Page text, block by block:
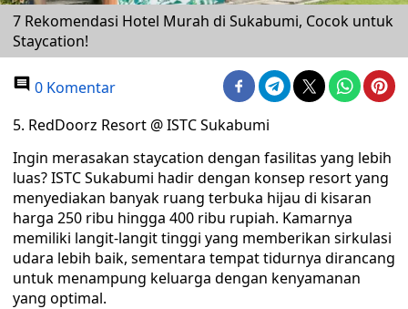
7 Rekomendasi Hotel Murah di Sukabumi, Cocok untuk
Staycation!
0 Komentar
5. RedDoorz Resort @ ISTC Sukabumi
Ingin merasakan staycation dengan fasilitas yang lebih
luas? ISTC Sukabumi hadir dengan konsep resort yang
menyediakan banyak ruang terbuka hijau di kisaran
harga 250 ribu hingga 400 ribu rupiah. Kamarnya
memiliki langit-langit tinggi yang memberikan sirkulasi
udara lebih baik, sementara tempat tidurnya dirancang
untuk menampung keluarga dengan kenyamanan
yang optimal.